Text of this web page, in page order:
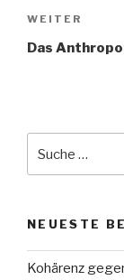
Nächster
Beitrag
WEITER
Das
NEUESTE
Kohärenz